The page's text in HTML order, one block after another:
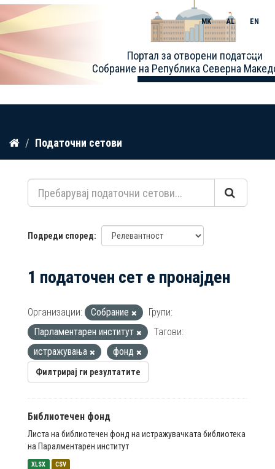
Прескокнете
содржина
Портал за отворени податоци
Собрание на Република Северна
MK AL EN
Toggle
Податочни сетови
Подреди според
1 податочен сет е пронајден
Организации: Собрание
Групи:
Парламентарен институт
Тагови:
истражувања
фонд
Филтрирај ги резултатите
Библиотечен фонд
Листа на библиотечен фонд на истражувачката библиотека
на Паралментарен институт
XLSX CSV